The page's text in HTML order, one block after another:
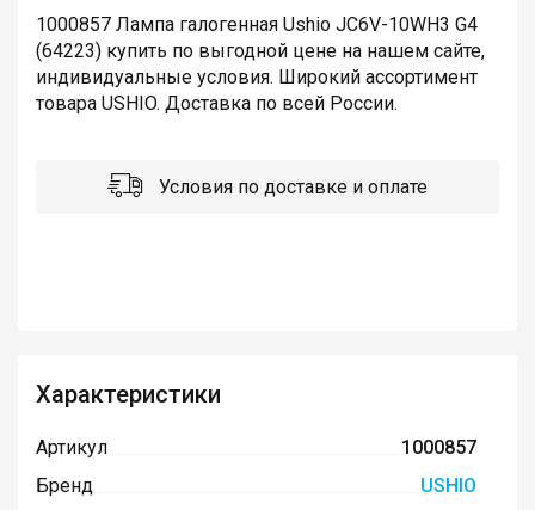
1000857 Лампа галогенная Ushio JC6V-10WH3 G4
(64223) купить по выгодной цене на нашем сайте,
индивидуальные условия. Широкий ассортимент
товара USHIO. Доставка по всей России.
Условия по доставке и оплате
Характеристики
Артикул
1000857
Бренд
USHIO